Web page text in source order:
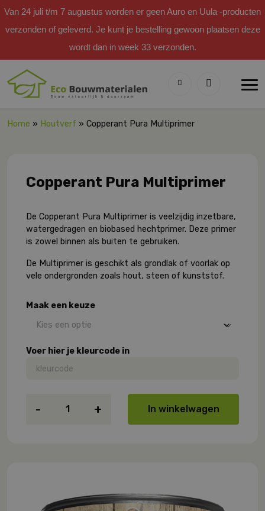
Van 24 juli t/m 7 augustus worden er geen Auro en Uula -producten
verzonden of geleverd. Je kunt je bestelling gewoon plaatsen deze
wordt dan in week 33 verzonden.
Home » Houtverf » Copperant Pura Multiprimer
Copperant Pura Multiprimer
De Copperant Pura Multiprimer is veelzijdig inzetbare,
watergedragen en biobased hechtprimer. Deze primer
is zowel binnen als buiten te gebruiken.
De Multiprimer is geschikt als grondlak of voorlak op
vele ondergronden zoals hout, steen of kunststof.
Maak een keuze
Voer hier je kleurcode in
-
Pura
+ In winkelwagen